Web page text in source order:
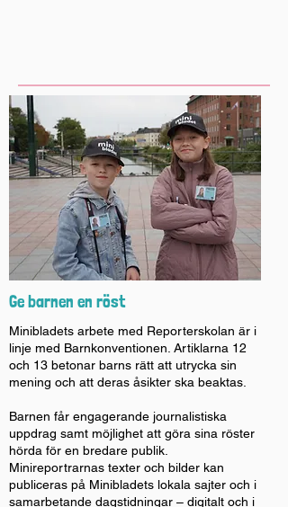
Ge barnen en röst
Minibladets arbete med Reporterskolan är i
linje med Barnkonventionen. Artiklarna 12
och 13 betonar barns rätt att utrycka sin
mening och att deras åsikter ska beaktas.
Barnen får engagerande journalistiska
uppdrag samt möjlighet att göra sina röster
hörda för en bredare publik.
Minireportrarnas texter och bilder kan
publiceras på Minibladets lokala sajter och i
samarbetande dagstidningar – digitalt och i